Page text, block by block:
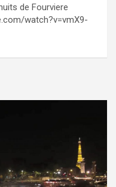
de Fourviere
watch?v=vmX9-